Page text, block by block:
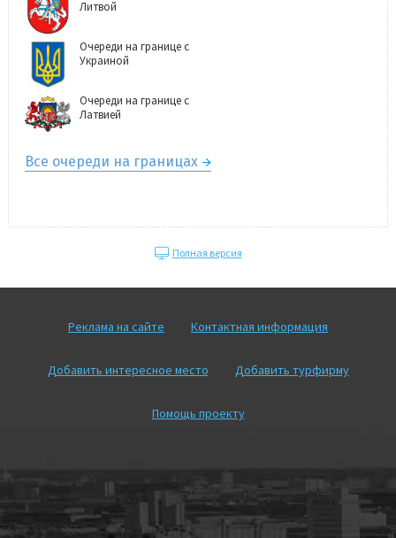
Литвой
Очереди на границе с
Украиной
Очереди на границе с
Латвией
Все очереди на границах
Полная версия
Реклама на сайте Контактная информация
Добавить интересное место Добавить турфирму
Помощь проекту